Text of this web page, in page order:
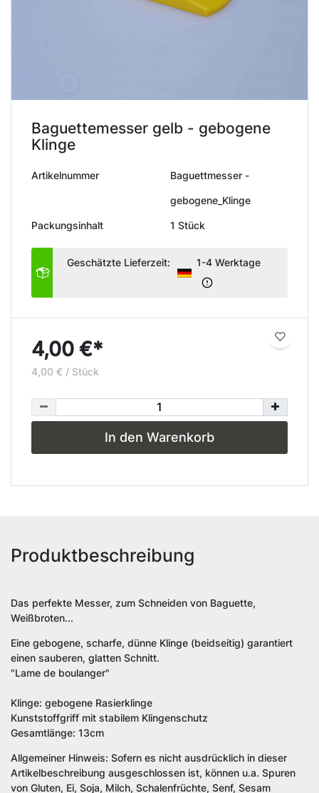
Baguettemesser gelb - gebogene
Klinge
Artikelnummer Baguettmesser -
gebogene_Klinge
Packungsinhalt 1 Stück
Geschätzte Lieferzeit: 1-4 Werktage
4,00 €*
4,00 € / Stück
In den Warenkorb
Produktbeschreibung
Das perfekte Messer, zum Schneiden von Baguette,
Weißbroten...
Eine gebogene, scharfe, dünne Klinge (beidseitig) garantiert
einen sauberen, glatten Schnitt.
"Lame de boulanger"
Klinge: gebogene Rasierklinge
Kunststoffgriff mit stabilem Klingenschutz
Gesamtlänge: 13cm
Allgemeiner Hinweis: Sofern es nicht ausdrücklich in dieser
Artikelbeschreibung ausgeschlossen ist, können u.a. Spuren
von Gluten, Ei, Soja, Milch, Schalenfrüchte, Senf, Sesam